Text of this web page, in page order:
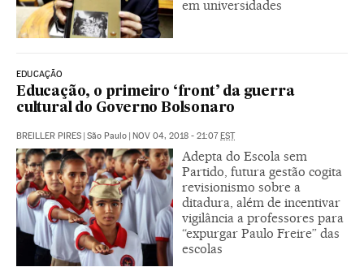
em universidades
EDUCAÇÃO
Educação, o primeiro ‘front’ da guerra
cultural do Governo Bolsonaro
BREILLER PIRES | São Paulo | NOV 04, 2018 - 21:07EST
Adepta do Escola sem
Partido, futura gestão cogita
revisionismo sobre a
ditadura, além de incentivar
vigilância a professores para
“expurgar Paulo Freire” das
escolas